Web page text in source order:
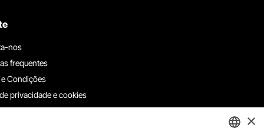
nos
frequentes
Condições
privacidade e cookies
connosco
×